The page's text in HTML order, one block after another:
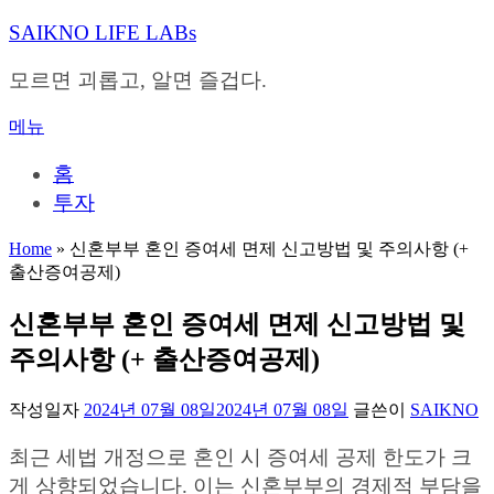
내
으
바
SAIKNO LIFE LABs
모르면 괴롭고, 알면 즐겁다.
메뉴
홈
투자
Home » 신혼부부 혼인 증여세 면제 신고방법 및 주의사항 (+
출산증여공제)
신혼부부 혼인 증여세 면제 신고방법 및
주의사항 (+ 출산증여공제)
작성일자 2024년 07월 08일2024년 07월 08일 글쓴이 SAIKNO
최근 세법 개정으로 혼인 시 증여세 공제 한도가 크
게 상향되었습니다. 이는 신혼부부의 경제적 부담을